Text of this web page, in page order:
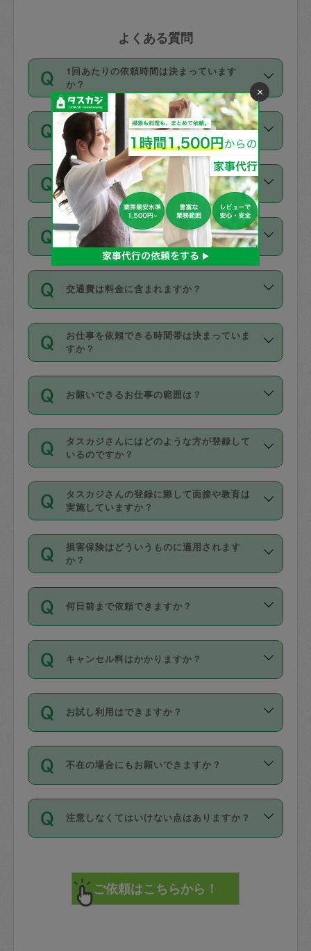
よくある質問
1回あたりの依頼時間は決まっています
か？
依頼1回につき3時間固定です。3時間を
超えて依頼したい場合は、延長機能をご
利用ください。機能をご利用いただくに
は、タスカジさんに事前に相談し、合意
の上事前申請することが必要です。な
お、3時間を下回っても、値引き等はござ
いません。
価格はどうやって決まっていますか？
11種類の価格帯の中からタスカジさん自
身が価格を選んで設定しています。
タスカジさんの価格設定には最初は制限
があり、レビュー件数、レビューの平均
値、などで除々に設定可能な最高額が上
がっていく仕組みになっています。
支払い方法を教えてください
お支払方法はクレジットカード（Visa／
Master／JCB／AMERICAN EXPRESS／
Diners Club）のみとなります。
を行う際にご入力ください。プロフィー
ル登録時にはご入力いただかなくても大
丈夫です。
デビットカード・プリペイドカード（Vプ
リカ、au WALLETなど）は支払にはご利
銀行振込や現金払いも対応していませ
なお、タスカジさんの交通費も、依頼料
金のご請求と合わせてお支払いとなりま
動計算で表示されます。
同じタスカジさんに定期的にお願いする場
合はお得になる？
依頼には「スポット」と「定期（毎週｜
隔週）」があり、「定期」の依頼は「ス
ポット」よりお得な料金でご利用できま
す。
定期の最低利用回数は設けていない代わ
りに、一定数を超えたキャンセルは有償
（例：毎週定期の場合は３回以上のキャ
ンセルが有償（1200円、隔週定期の場合
は２回以上のキャンセルが有償（1200
交通費は料金に含まれますか？
交通費は依頼料金とは別途発生し、依頼
料金のご請求と合わせてお支払いとなり
ます。交通費の金額は「依頼の詳細」に
お仕事を依頼できる時間帯は決まっていま
すか？
時間帯は3種類あります。いずれも１回あ
たり３時間です。
・ＡＭ ９時～１２時
・ＰＭ １３時～１６時
・夜 １８時～２１時
開始時間を２時間前後変更することが可
能です。依頼送信後、個別にタスカジさ
んにメッセージを送り調整してくださ
い。ただし、２時間を越えての調整はで
時間も被らない場合、損害保険の対象外
お願いできるお仕事の範囲は？
掃除、整理収納、洗濯、買い物、料理、
作り置きです。タスカジさんによってで
きる仕事の範囲が異なりますので、依頼
する前にタスカジさんのプロフィールで
確認してください。
基本的に、高所での作業や危険作業、屋
外での作業は対象外です。
タスカジさんにはどのような方が登録して
いるのですか？
主婦として長年の家事経験をお持ちの
方、栄養士・調理師といった資格者で保
育園や学校の給食やレストランで料理関
係の専門職に従事されていた方、日本で
すでにハウスキーパーや英語の先生とし
てお仕事をしているフィリピン出身の
社員など様々なバックグラウンドの方が
登録しています。
日本語も話せる方など様々です。
ールに記載していますので、各自の得意
を依頼してください。
タスカジさんの登録に際して面接や教育は
実施していますか？
応募の際に、各自事務局との面接と説明
を行っています。その後、身分証明書の
写真提出をしていただいています。外国
確認しています。タスカジさんトレーニ
ング動画を使ったセルフトレーニングの
現場トライアルを受け、合格したタスカ
ジさんが活動されています。
※テストセンターの講評は１件目のレビュ
参考
【詳細】タスカジさんの登録に際
損害保険はどういうものに適用されます
か？
依頼者とタスカジさんとの間でタスカジ
を通して成立した作業時間内での作業に
適用されます。作業範囲は、掃除、洗
です。作業中に物を壊したり、人にけが
をさせたりした場合が対象で、補償金額
す。
写真を撮り、
詳細FAQ：
損害賠償保険について教えて
何日前まで依頼できますか？
ご依頼は、現在を起点に3日後（72時間
以降）の日時から受付可能となっていま
す。
タスカジさんへ「募集」をかけることが
可能です。
キャンセル料はかかりますか？
キャンセル料には、以下の2種類がありま
す。
1. 直前キャンセル（定期、スポット契約
共通）
72時間を超える※と、以下のキャンセル
料が発生します。
直前キャンセル料：
72時間前〜24時間前＝依頼料金の50%
お試し利用はできますか？
「お試し利用」というメニューはありま
せんが、「一回のみ」依頼を活用するこ
とによって、気に入ったタスカジさんを
まず、条件の合う気になるタスカジさ
みてください。
その後、一番気に入ったタスカジさんに
不在の場合にもお願いできますか？
不在の場合の作業はタスカジさんの同意
が必要です。数回の依頼ののち、タスカ
ジさんと依頼者の間で十分な信頼関係が
てください。
不在時に部屋に入るためにタスカジさん
注意しなくてはいけない点はありますか？
で、必ず鍵のかかるロッカーや金庫に入
れて依頼者の責任の元管理するよう心掛
けてください。
×